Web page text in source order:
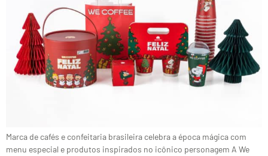
Marca de cafés e confeitaria brasileira celebra a época mágica com
menu especial e produtos inspirados no icônico personagem A We